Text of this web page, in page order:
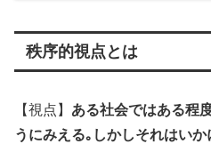
秩序的視点とは
【視点】 ある社会ではある程
うにみえる｡しかしそれはい